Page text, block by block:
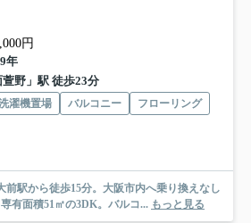
円
年
野」駅 徒歩23分
濯機置場 バルコニー
フローリング
駅から徒歩15分。大阪市内へ乗り換えなし
有面積51㎡の3DK。バルコ... もっと見る